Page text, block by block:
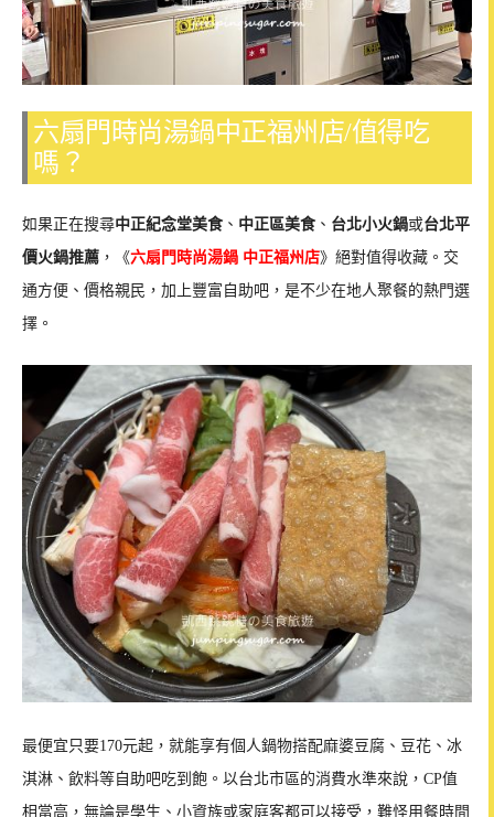
六扇門時尚湯鍋中正福州店/值得吃
嗎？
如果正在搜尋中正紀念堂美食 、 中正區美食 、 台北小火鍋或台北平
價火鍋推薦 ，《六扇門時尚湯鍋 中正福州店》絕對值得收藏。交
通方便、價格親民，加上豐富自助吧，是不少在地人聚餐的熱門選
擇。
最便宜只要170元起，就能享有個人鍋物搭配麻婆豆腐、豆花、冰
淇淋、飲料等自助吧吃到飽。以台北市區的消費水準來說，CP值
相當高，無論是學生、小資族或家庭客都可以接受，難怪用餐時間